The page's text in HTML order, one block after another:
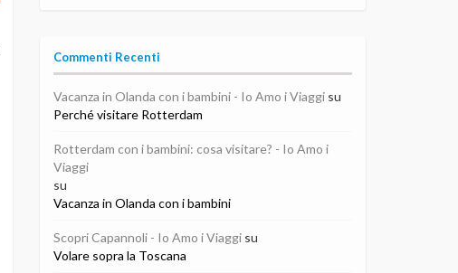
Commenti Recenti
Vacanza in Olanda con i bambini - Io Amo i Viaggi su
Perché visitare Rotterdam
Rotterdam con i bambini: cosa visitare? - Io Amo i
Viaggi
su
Vacanza in Olanda con i bambini
Scopri Capannoli - Io Amo i Viaggi su
Volare sopra la Toscana